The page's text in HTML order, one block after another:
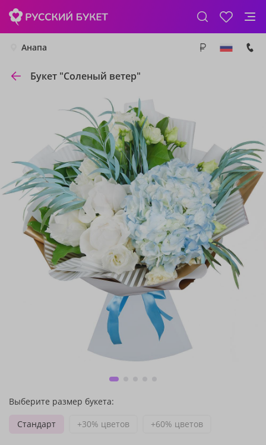
Анапа
Букет "Соленый ветер"
Выберите размер букета:
Стандарт
+30% цветов +60% цветов